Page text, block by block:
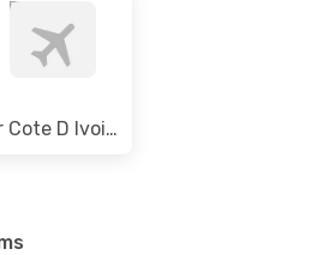
Air Cote D Ivoire